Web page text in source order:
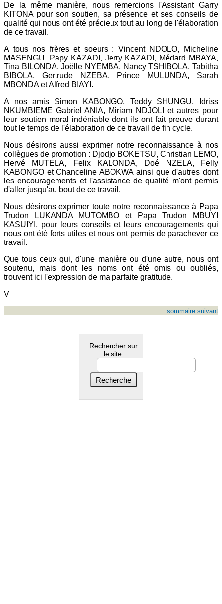
De la même manière, nous remercions l'Assistant Garry
KITONA pour son soutien, sa présence et ses conseils de
qualité qui nous ont été précieux tout au long de l'élaboration
de ce travail.
A tous nos frères et soeurs : Vincent NDOLO, Micheline
MASENGU, Papy KAZADI, Jerry KAZADI, Médard MBAYA,
Tina BILONDA, Joëlle NYEMBA, Nancy TSHIBOLA, Tabitha
BIBOLA, Gertrude NZEBA, Prince MULUNDA, Sarah
MBONDA et Alfred BIAYI.
A nos amis Simon KABONGO, Teddy SHUNGU, Idriss
NKUMBIEME Gabriel ANIA, Miriam NDJOLI et autres pour
leur soutien moral indéniable dont ils ont fait preuve durant
tout le temps de l'élaboration de ce travail de fin cycle.
Nous désirons aussi exprimer notre reconnaissance à nos
collègues de promotion : Djodjo BOKETSU, Christian LEMO,
Hervé MUTELA, Felix KALONDA, Doé NZELA, Felly
KABONGO et Chanceline ABOKWA ainsi que d'autres dont
les encouragements et l'assistance de qualité m'ont permis
d'aller jusqu'au bout de ce travail.
Nous désirons exprimer toute notre reconnaissance à Papa
Trudon LUKANDA MUTOMBO et Papa Trudon MBUYI
KASUIYI, pour leurs conseils et leurs encouragements qui
nous ont été forts utiles et nous ont permis de parachever ce
travail.
Que tous ceux qui, d'une manière ou d'une autre, nous ont
soutenu, mais dont les noms ont été omis ou oubliés,
trouvent ici l'expression de ma parfaite gratitude.
V
sommaire suivant
Rechercher sur
le site: